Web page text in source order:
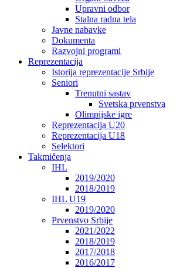
Upravni odbor
Stalna radna tela
Javne nabavke
Dokumenta
Razvojni programi
Reprezentacija
Istorija reprezentacije Srbije
Seniori
Trenutni sastav
Svetska prvenstva
Olimpijske igre
Reprezentacija U20
Reprezentacija U18
Selektori
Takmičenja
IHL
2019/2020
2018/2019
IHL U19
2019/2020
Prvenstvo Srbije
2021/2022
2018/2019
2017/2018
2016/2017